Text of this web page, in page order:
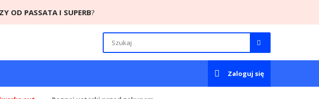
OD PASSATA I SUPERB?
Zaloguj się